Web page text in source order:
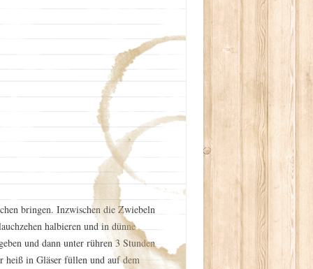
bringen. Inzwischen die Zwiebeln
halbieren und in dünne
und dann unter rühren 3 Stunden
heiß in Gläser füllen und auf dem